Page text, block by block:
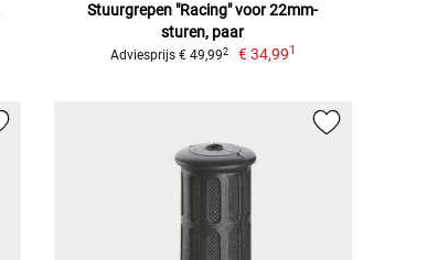
Stuurgrepen "Racing" voor 22mm-
sturen, paar
Adviesprijs € 49,992 € 34,991